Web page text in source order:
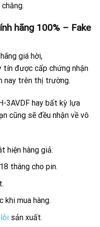
hãng 100% – Fake
giá hời,
tín được cấp chứng nhận
nay trên thị trường.
3AVDF hay bất kỳ lựa
cũng sẽ đều nhận về vô
hiện hàng giả.
tháng cho pin.
khi mua hàng.
lỗisản xuất.